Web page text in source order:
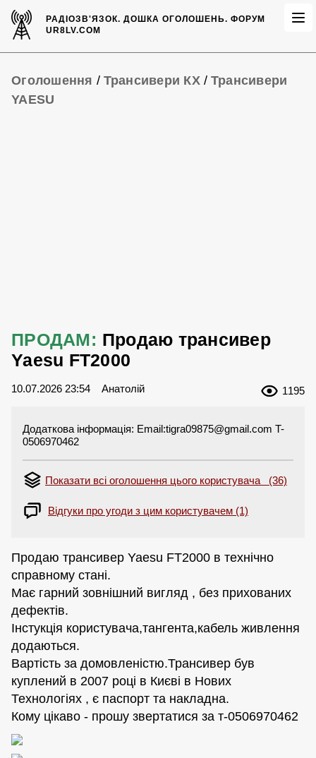
РАДІОЗВ'ЯЗОК.ДОШКА ОГОЛОШЕНЬ. ФОРУМ
UR8LV.COM
Оголошення / Трансивери КХ/ Трансивери
YAESU
ПРОДАМ: Продаю трансивер
Yaesu FT2000
10.07.2026 23:54 Анатолій 1195
Додаткова інформація: Email:tigra09875@gmail.com T-
0506970462
Показати всі оголошення цього користувача (36)
Відгуки про угоди з цим користувачем (1)
Продаю трансивер Yaesu FT2000 в технічно
справному стані.
Має гарний зовнішний вигляд , без прихованих
дефектів.
Інстукція користувача,тангента,кабель живлення
додаються.
Вартість за домовленістю.Трансивер був
куплений в 2007 році в Києві в Нових
Технологіях , є паспорт та накладна.
Кому цікаво - прошу звертатися за т-0506970462